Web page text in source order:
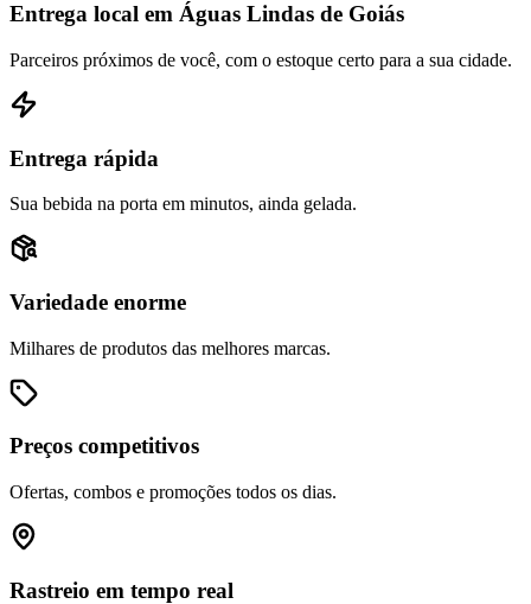
Entrega local em Águas Lindas de Goiás
Parceiros próximos de você, com o estoque certo para a sua cidade.
Entrega rápida
Sua bebida na porta em minutos, ainda gelada.
Variedade enorme
Milhares de produtos das melhores marcas.
Preços competitivos
Ofertas, combos e promoções todos os dias.
Rastreio em tempo real